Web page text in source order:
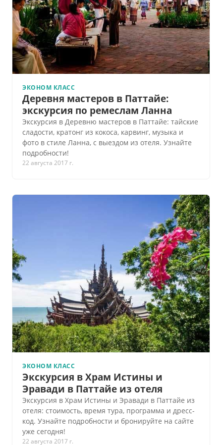
ЭКОНОМ КЛАСС
Деревня мастеров в Паттайе:
экскурсия по ремеслам Ланна
Экскурсия в Деревню мастеров в Паттайе: тайские
сладости, кратонг из кокоса, карвинг, музыка и
фото в стиле Ланна, с выездом из отеля. Узнайте
подробности!
22 августа 2017 г.
ЭКОНОМ КЛАСС
Экскурсия в Храм Истины и
Эравади в Паттайе из отеля
Экскурсия в Храм Истины и Эравади в Паттайе из
отеля: стоимость, время тура, программа и дресс-
код. Узнайте подробности и бронируйте на сайте
уже сегодня!
22 августа 2017 г.